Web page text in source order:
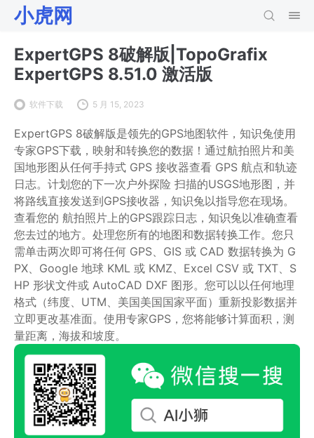
小虎网
ExpertGPS 8破解版|TopoGrafix
ExpertGPS 8.51.0 激活版
软件下载 5 月 15, 2023
ExpertGPS 8破解版是领先的GPS地图软件，知识兔使用
专家GPS下载，映射和转换您的数据！通过航拍照片和美
国地形图从任何手持式 GPS 接收器查看 GPS 航点和轨迹
日志。计划您的下一次户外探险 扫描的USGS地形图，并
将路线直接发送到GPS接收器，知识兔以指导您在现场。
查看您的 航拍照片上的GPS跟踪日志，知识兔以准确查看
您去过的地方。处理您所有的地图和数据转换工作。您只
需单击两次即可将任何 GPS、GIS 或 CAD 数据转换为 G
PX、Google 地球 KML 或 KMZ、Excel CSV 或 TXT、S
HP 形状文件或 AutoCAD DXF 图形。您可以以任何地理
格式（纬度、UTM、美国美国国家平面）重新投影数据并
立即更改基准面。使用专家GPS，您将能够计算面积，测
量距离，海拔和坡度。